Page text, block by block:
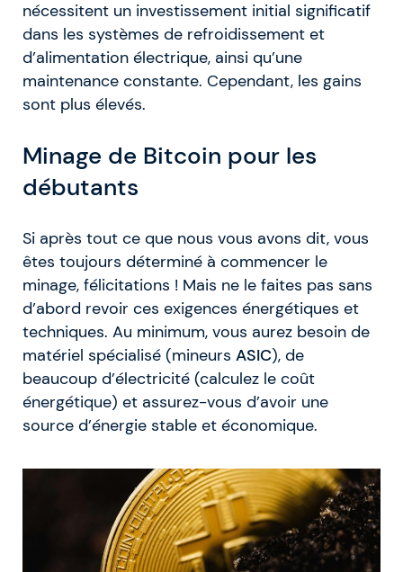
nécessitent un investissement initial significatif
dans les systèmes de refroidissement et
d’alimentation électrique, ainsi qu’une
maintenance constante. Cependant, les gains
sont plus élevés.
Minage de Bitcoin pour les
débutants
Si après tout ce que nous vous avons dit, vous
êtes toujours déterminé à commencer le
minage, félicitations ! Mais ne le faites pas sans
d’abord revoir ces exigences énergétiques et
techniques. Au minimum, vous aurez besoin de
matériel spécialisé (mineurs ASIC), de
beaucoup d’électricité (calculez le coût
énergétique) et assurez-vous d’avoir une
source d’énergie stable et économique.